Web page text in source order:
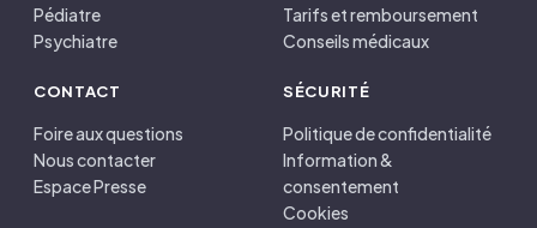
Pédiatre
Psychiatre
Tarifs et remboursement
Conseils médicaux
CONTACT
Foire aux questions
Nous contacter
Espace Presse
SÉCURITÉ
Politique de confidentialité
Information &
consentement
Cookies